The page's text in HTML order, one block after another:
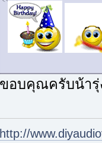
ขอบคุณครับน้ารุ่
http://